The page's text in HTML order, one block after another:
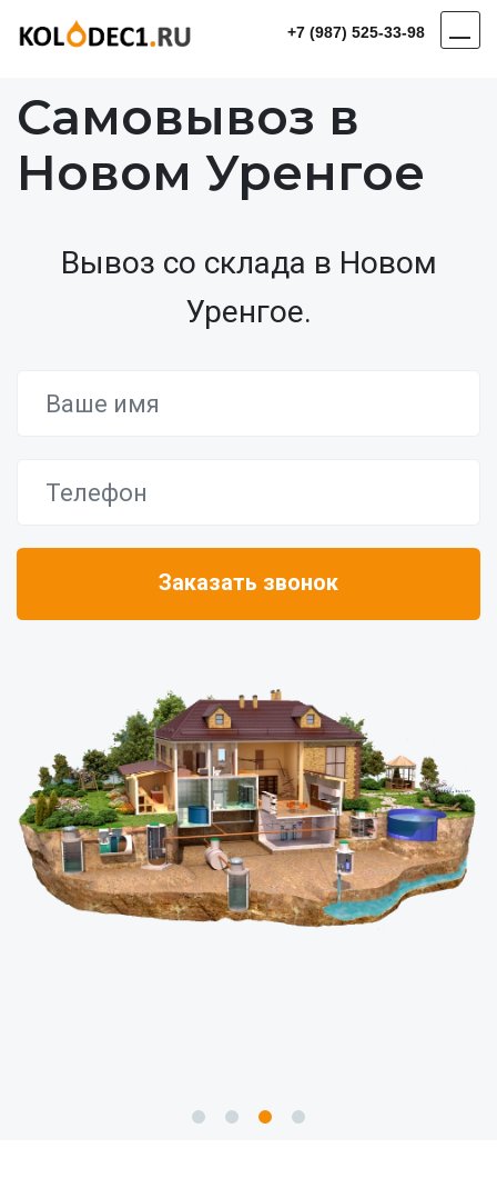
+7 (987) 525-33-98
Самовывоз в
Новом Уренгое
Вывоз со склада в Новом
Уренгое.